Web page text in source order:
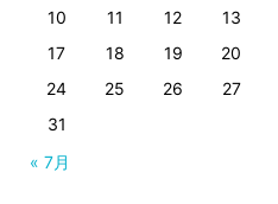
« 7月
10
11 12 13
17
18 19 20
24
25 26 27
31